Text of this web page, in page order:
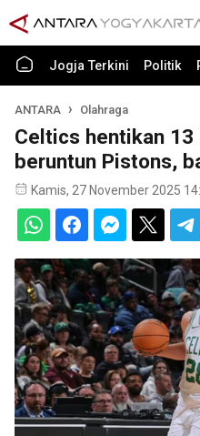
Jogja Terkini Politik
ANTARA Olahraga
Celtics hentikan 13
beruntun Pistons,
Kamis, 27 November 2025